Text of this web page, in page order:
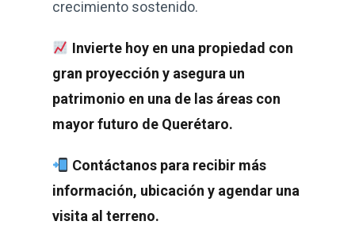
crecimiento sostenido.
Invierte hoy en una propiedad con
gran proyección y asegura un
patrimonio en una de las áreas con
mayor futuro de Querétaro.
Contáctanos para recibir más
información, ubicación y agendar una
visita al terreno.